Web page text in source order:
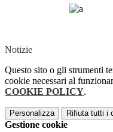
Notizie
Questo sito o gli strumenti
cookie necessari al
COOKIE POLICY.
Personalizza Rifiuta tutti i
Gestione cookie